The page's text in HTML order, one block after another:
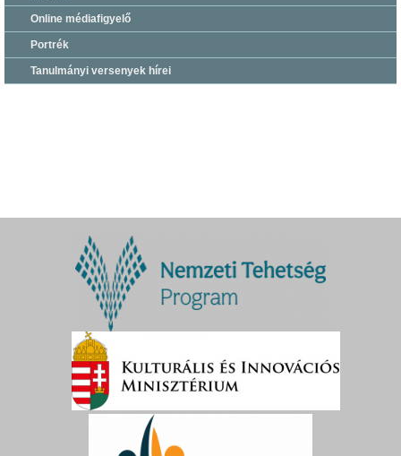
Online médiafigyelő
Portrék
Tanulmányi versenyek hírei